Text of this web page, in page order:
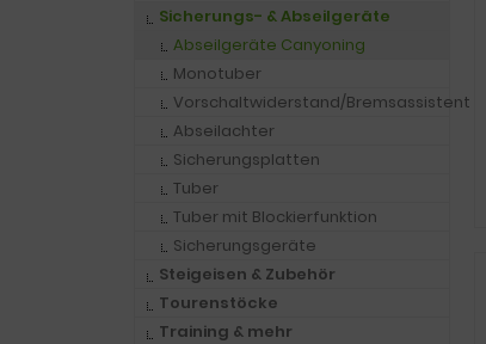
Sicherungs- & Abseilgeräte
Abseilgeräte Canyoning
Monotuber
Vorschaltwiderstand/Bremsassistent
Abseilachter
Sicherungsplatten
Tuber
Tuber mit Blockierfunktion
Sicherungsgeräte
Steigeisen & Zubehör
Tourenstöcke
Training & mehr